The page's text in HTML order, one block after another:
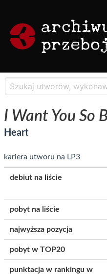
I Want You So
Heart
kariera utworu na LP3
debiut na liście
pobyt na liście
najwyższa pozycja
pobyt w TOP20
punktacja w rankingu w